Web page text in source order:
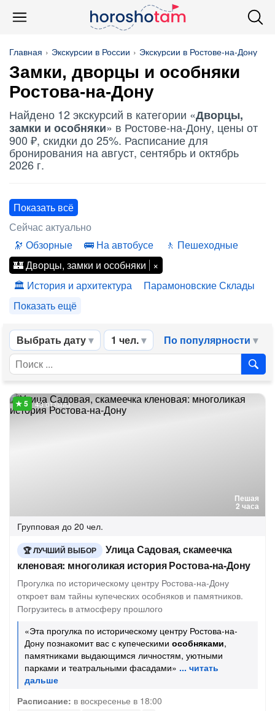
Главная Экскурсии в России Экскурсии в Ростове-на-Дону
Замки, дворцы и особняки
Ростова-на-Дону
Найдено 12 экскурсий в категории «Дворцы,
замки и особняки» в Ростове-на-Дону, цены от
900 ₽, скидки до 25%. Расписание для
бронирования на август, сентябрь и октябрь
2026 г.
Показать всё
Сейчас актуально
Обзорные
На автобусе
Пешеходные
Дворцы, замки и особняки
История и архитектура
Парамоновские Склады
Показать ещё
Выбрать дату 1 чел. По популярности
Пешая
2 часа
43 отзыва
Групповая до 20 чел.
ЛУЧШИЙ ВЫБОР
Улица Садовая, скамеечка
кленовая: многоликая история Ростова-на-Дону
Прогулка по историческому центру Ростова-на-Дону
откроет вам тайны купеческих особняков и памятников.
Погрузитесь в атмосферу прошлого
«Эта прогулка по историческому центру Ростова-на-
Дону познакомит вас с купеческими особняками,
памятниками выдающимся личностям, уютными
парками и театральными фасадами»
Расписание: в воскресенье в 18:00